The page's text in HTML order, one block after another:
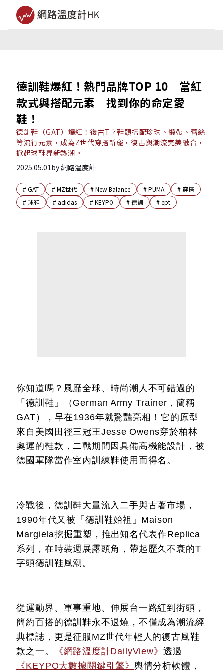
德訓鞋爆紅！熱門品牌TOP 10 當紅
款式與搭配元素 找到你的命定愛
鞋！
德訓鞋（GAT）爆紅！復古T字鞋頭搭配珍珠、緞帶、蕾絲
等流行元素，成為Z世代穿搭新寵，復古與潮流完美融合，
掀起球鞋界新熱潮。
2025.05.01by網路溫度計
#GAT #MZ世代 #New Balance #PUMA # 穿搭
#球鞋 # adidas #KEYPO #德訓 #ept
你知道嗎？風靡全球、時尚潮人不可錯過的
「德訓鞋」（German Army Trainer，簡稱
GAT），早在1936年就驚豔亮相！它的原型
來自美國田徑三冠王Jesse Owens穿於柏林
奧運的鞋款，二戰期間因具備高機能設計，被
德國軍隊當作室內訓練鞋使用而得名。
冷戰後，德訓鞋大量流入二手與古著市場，
1990年代又被「德訓鞋始祖」Maison
Margiela挖掘重塑，推出知名代表作Replica
系列，在時裝週展露頭角，帶起歷久不衰的T
字頭德訓鞋風潮。
從運動界、軍事重地、伸展台一路紅到街頭，
簡約百搭的德訓鞋永不退燒，不僅成為潮流經
典標誌，更是征服MZ世代年輕人的復古風鞋
款之一。
《網路溫度計DailyView》透過
《KEYPO大數據關鍵引擎》 輿情分析軟體，